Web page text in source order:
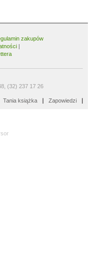
zakupów
|
(32) 237 17 26
Tania książka Zapowiedzi